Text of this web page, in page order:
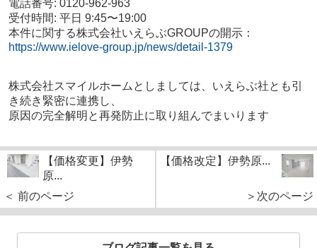
電話番号: 0120-962-963
受付時間: 平日 9:45〜19:00
本件に関する株式会社いえらぶGROUPの開示：
https://www.ielove-group.jp/news/detail-1379
株式会社スマイルホームとしましては、いえらぶ社とも引
き続き緊密に連携し、
原因の完全解明と再発防止に取り組んでまいります
【価格変更】伊勢
原...
＜ 前のページ
【価格改定】伊勢原...
＞次のページ